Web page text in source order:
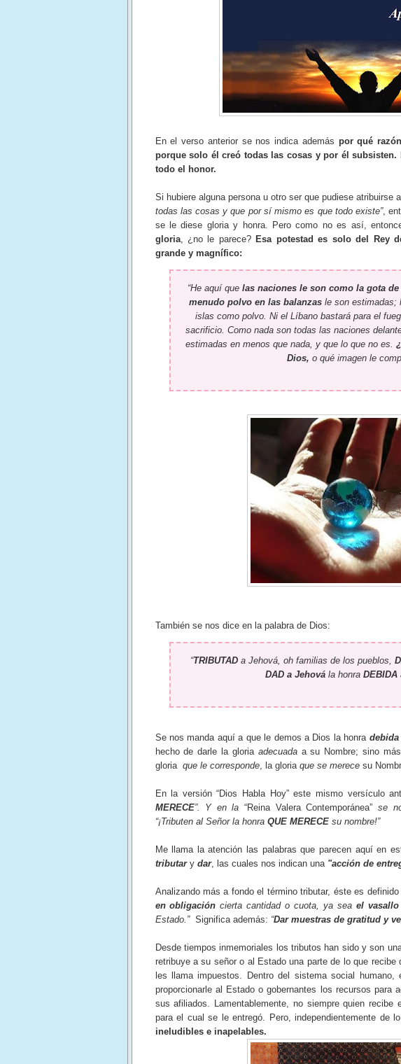
En el verso anterior se nos indica además por qué
porque solo él creó todas las cosas y por él
todo el honor.
Si hubiere alguna persona u otro ser que pudiese atribuirse
todas las cosas y que por sí mismo es que todo existe”,
se le diese gloria y honra. Pero como no es así,
gloria, ¿no le parece? Esa potestad es solo del Rey
grande y magnífico:
“He aquí que las naciones le son como la gota
menudo polvo en las balanzasle son estimadas;
islas como polvo. Ni el Líbano bastará para el
sacrificio. Como nada son todas las naciones
estimadas en menos que nada, y que lo que no es.
Dios, o qué imagen le
También se nos dice en la palabra de Dios:
“TRIBUTAD a Jehová, oh familias de los pueblos,
DAD a Jehová la honra DEBIDA
Se nos manda aquí a que le demos a Dios la honra
hecho de darle la gloria adecuada a su Nombre; sino
gloria que le corresponde, la gloria que se merecesu
En la versión “Dios Habla Hoy” este mismo versículo
MERECE”. Y en la“Reina Valera Contemporánea” se
“¡Tributen al Señor la honra QUE MERECEsu nombre!”
Me llama la atención las palabras que parecen aquí en
tributar y dar, las cuales nos indican una "acción de
Analizando más a fondo el término tributar, éste es
en obligación cierta cantidad o cuota, ya sea el
Estado.”Significa además: “Dar muestras de gratitud y
Desde tiempos inmemoriales los tributos han sido y son
retribuye a su señor o al Estado una parte de lo que
les llama impuestos. Dentro del sistema social
proporcionarle al Estado o gobernantes los recursos para
sus afiliados. Lamentablemente, no siempre quien
para el cual se le entregó. Pero, independientemente de lo
ineludibles e inapelables.